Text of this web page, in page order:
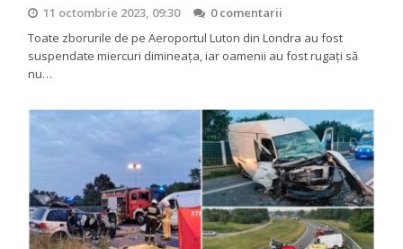
11 octombrie 2023, 09:30
0 comentarii
Toate zborurile de pe Aeroportul Luton din Londra au fost
suspendate miercuri dimineața, iar oamenii au fost rugaţi să
nu…